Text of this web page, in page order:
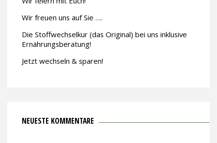
Wir freuen uns auf Sie ….
Die Stoffwechselkur (das Original) bei uns inklusive
Ernährungsberatung!
Jetzt wechseln & sparen!
NEUESTE KOMMENTARE